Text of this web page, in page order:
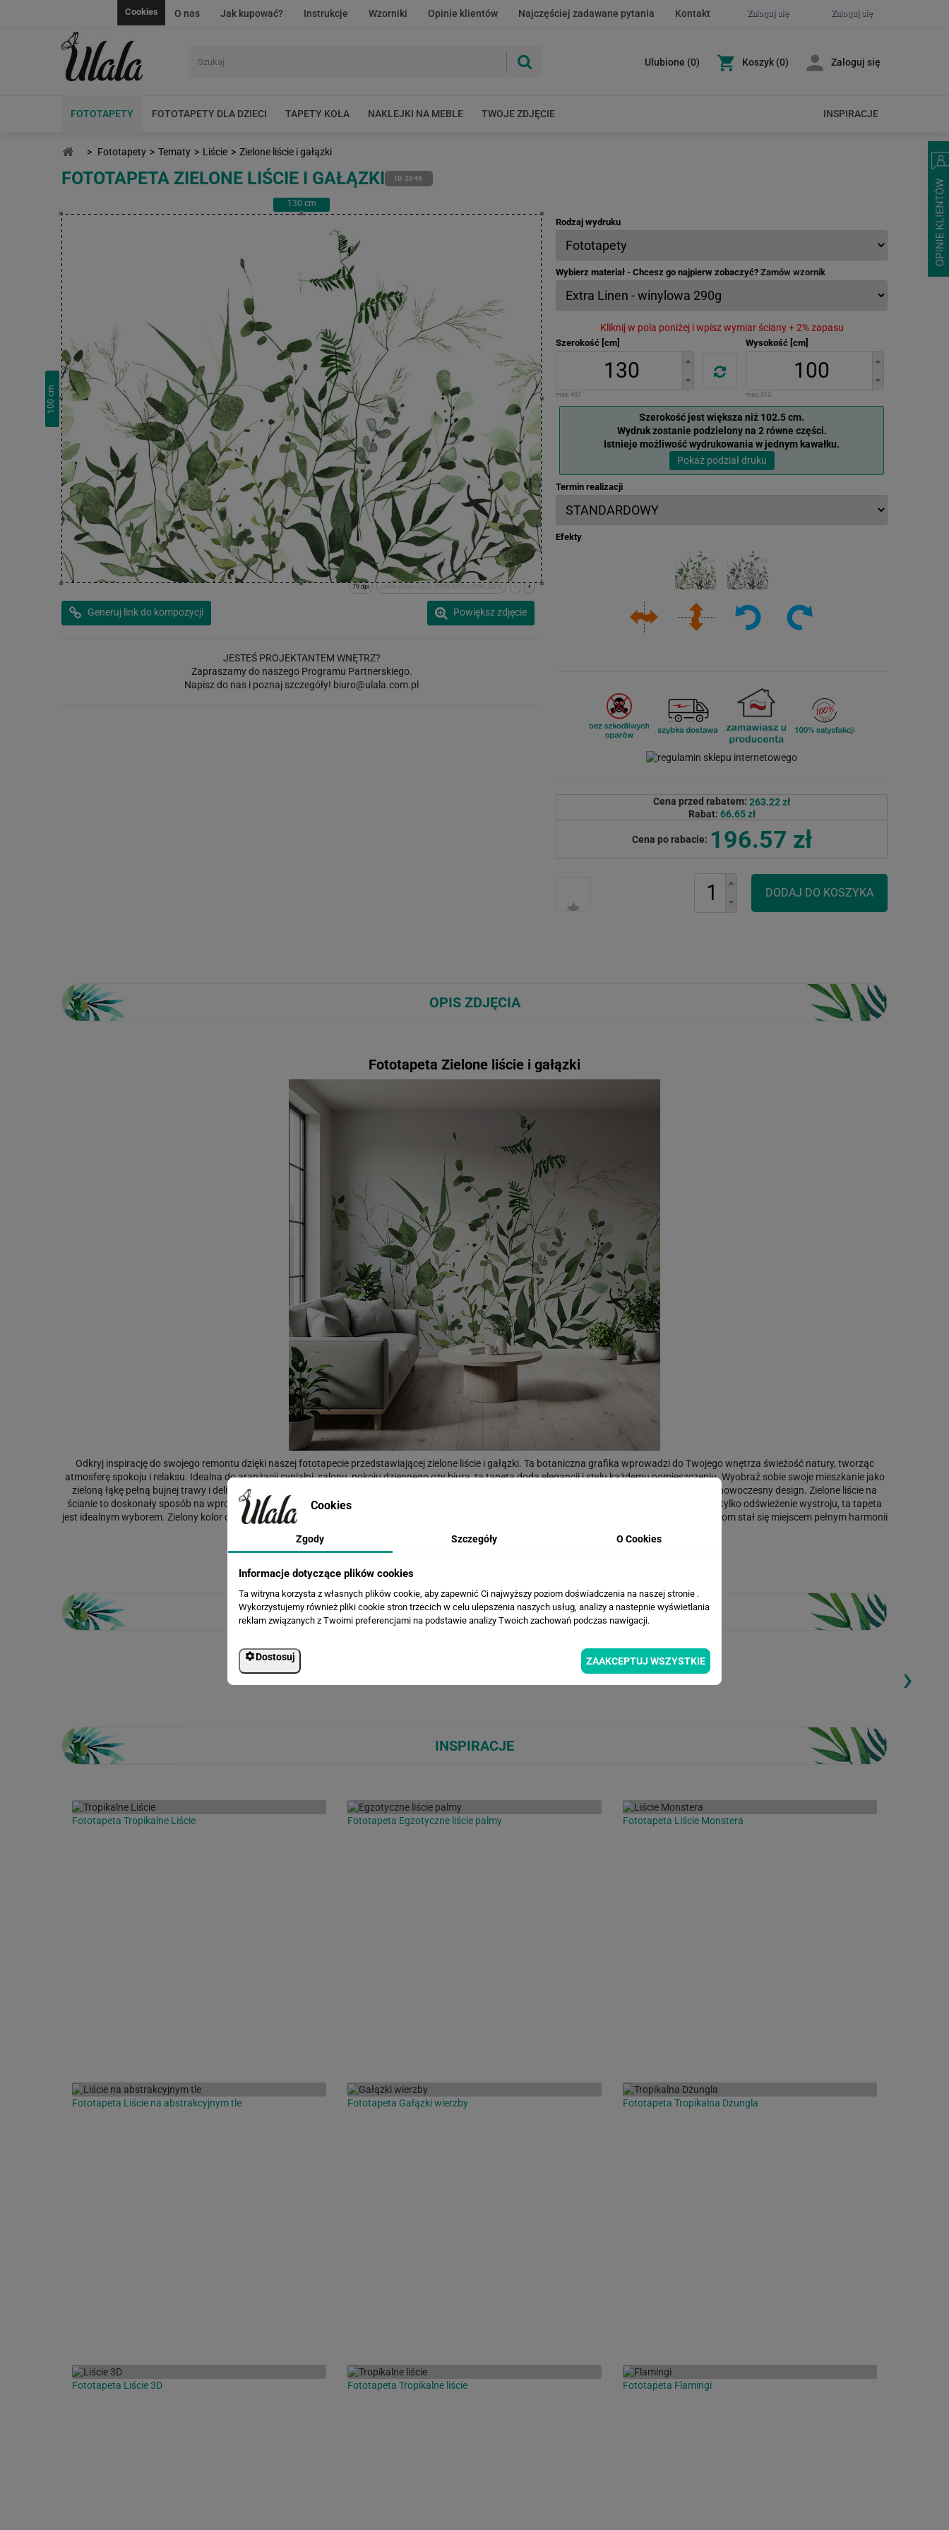
Zaloguj się
Zaloguj się
O nas Jak kupować? Instrukcje Wzorniki Opinie klientów Najczęściej zadawane pytania Kontakt
Cookies
Ulubione (0) Koszyk (0) Zaloguj się
FOTOTAPETY FOTOTAPETY DLA DZIECI TAPETY KOŁA NAKLEJKI NA MEBLE TWOJE ZDJĘCIE INSPIRACJE
> Fototapety > Tematy > Liście > Zielone liście i gałązki
FOTOTAPETA ZIELONE LIŚCIE I GAŁĄZKI ID 2046
130 cm
100
cm
+
-
x:0cm y:0cm | (0,0) (3999,3076) (3999,3076)
79 dpi
Powiększ zdjęcie
Generuj link do kompozycji
JESTEŚ PROJEKTANTEM WNĘTRZ?
Zapraszamy do naszego Programu Partnerskiego.
Napisz do nas i poznaj szczegóły! biuro@ulala.com.pl
Rodzaj wydruku
Wybierz materiał - Chcesz go najpierw zobaczyć? Zamów wzornik
Kliknij w pola poniżej i wpisz wymiar ściany + 2% zapasu
Szerokość [cm]
max: 407
Wysokość [cm]
max: 313
Szerokość jest większa niż 102.5 cm.
Wydruk zostanie podzielony na 2 równe części.
Istnieje możliwość wydrukowania w jednym kawałku.
Pokaż podział druku
Termin realizacji
Efekty
Cena przed rabatem: 263.22 zł
Rabat: 66.65 zł
Cena po rabacie: 196.57 zł
OPIS ZDJĘCIA
Fototapeta Zielone liście i gałązki
Odkryj inspirację do swojego remontu dzięki naszej fototapecie przedstawiającej zielone liście i gałązki. Ta botaniczna grafika wprowadzi do Twojego wnętrza świeżość natury, tworząc
atmosferę spokoju i relaksu. Idealna do aranżacji sypialni, salonu, pokoju dziennego czy biura, ta tapeta doda elegancji i stylu każdemu pomieszczeniu. Wyobraź sobie swoje mieszkanie jako
zieloną łąkę pełną bujnej trawy i delikatnych liści. Dzięki tej fototapecie możesz przekształcić swój apartament w oazę spokoju, gdzie natura spotyka nowoczesny design. Zielone liście na
ścianie to doskonały sposób na wprowadzenie naturalnych akcentów do Twojego wnętrza. Niezależnie od tego, czy planujesz gruntowny remont, czy tylko odświeżenie wystroju, ta tapeta
jest idealnym wyborem. Zielony kolor działa kojąco na zmysły, a botaniczne wzory dodają głębi i charakteru każdemu pomieszczeniu. Spraw, aby Twój dom stał się miejscem pełnym harmonii
Masz jakieś wątpliwości?TUTAJ
WIZUALIZACJE PRODUKTU
Loading... Loading...
›
INSPIRACJE
Fototapeta Tropikalne Liście Fototapeta Egzotyczne liście palmy Fototapeta Liście Monstera
Fototapeta Liście na abstrakcyjnym tle Fototapeta Gałązki wierzby Fototapeta Tropikalna Dżungla
Fototapeta Liście 3D Fototapeta Tropikalne liście Fototapeta Flamingi
Cookies
Zgody Szczegóły O Cookies
Informacje dotyczące plików cookies
Ta witryna korzysta z własnych plików cookie, aby zapewnić Ci najwyższy poziom doświadczenia na naszej stronie .
Wykorzystujemy również pliki cookie stron trzecich w celu ulepszenia naszych usług, analizy a nastepnie wyświetlania
reklam związanych z Twoimi preferencjami na podstawie analizy Twoich zachowań podczas nawigacji.
Dostosuj ZAAKCEPTUJ WSZYSTKIE